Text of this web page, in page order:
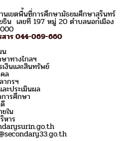
เขตพื้นที่การศึกษามัธยมศึกษาสุรินทร์
ธิน เลขที่ 197 หมู่ 20 ตำบลนอกเมือง
าร 044-069-660
น
าทางไกลฯ
งินและสินทรัพย์
ล
กรฯ
ะประเมินผล
ารศึกษา
ใน
หาร